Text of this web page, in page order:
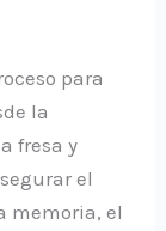
para
la
fresa y
el
memoria, el